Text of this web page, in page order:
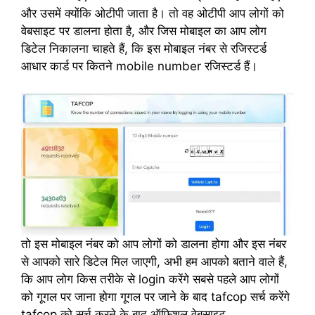
और उसमें क्योंकि ओटीपी जाता है। तो वह ओटीपी आप लोगों को
वेबसाइट पर डालना होता है, और जिस मोबाइल का आप लोग
डिटेल निकालना चाहते हैं, कि इस मोबाइल नंबर से रजिस्टर्ड
आधार कार्ड पर कितने mobile number रजिस्टर्ड हैं।
तो इस मोबाइल नंबर को आप लोगों को डालना होगा और इस नंबर
से आपको सारे डिटेल मिल जाएगी, अभी हम आपको बताने वाले हैं,
कि आप लोग किस तरीके से login करेंगे सबसे पहले आप लोगों
को गूगल पर जाना होगा गूगल पर जाने के बाद tafcop सर्च करेंगे